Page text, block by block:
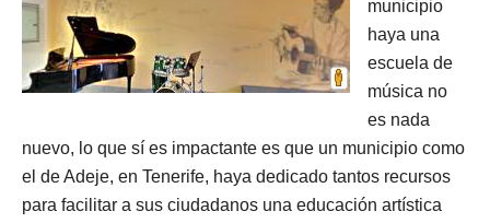
municipio
haya una
escuela de
música no
es nada
nuevo, lo que sí es impactante es que un municipio como
el de Adeje, en Tenerife, haya dedicado tantos recursos
para facilitar a sus ciudadanos una educación artística